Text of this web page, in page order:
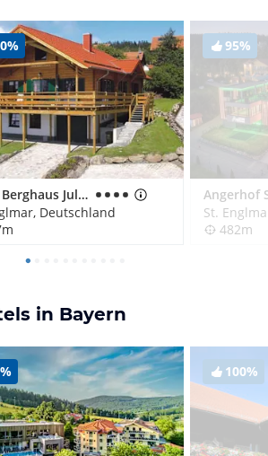
Hotel Berghaus Julia
Deutschland
95%
St.
482m
in Bayern
100%